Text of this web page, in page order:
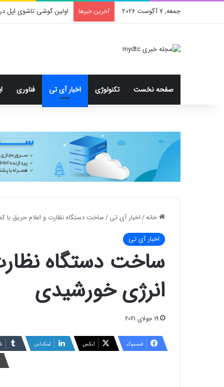
جمعه, 7 آگوست 2026 آخرین خبرها اولین گوشی تاشوی اپل
صفحه نخست تکنولوژی اخبار آی تی فناوری
خانه/اخبار آی تی/ساخت دستگاه نظارت و اعلام حریق با
اخبار آی تی
ساخت دستگاه
انرژی خورشیدی
19 جولای 2021
فیسبوک ایکس لینکداین